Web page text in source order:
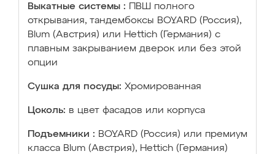
Выкатные системы :
ПВШ полного
открывания, тандембоксы BOYARD (Россия),
Blum (Австрия) или Hettich (Германия) с
плавным закрыванием дверок или без этой
опции
Сушка для посуды: Хромированная
Цоколь: в цвет фасадов или корпуса
Подъемники : BOYARD (Россия) или премиум
класса Blum (Австрия), Hettich (Германия)